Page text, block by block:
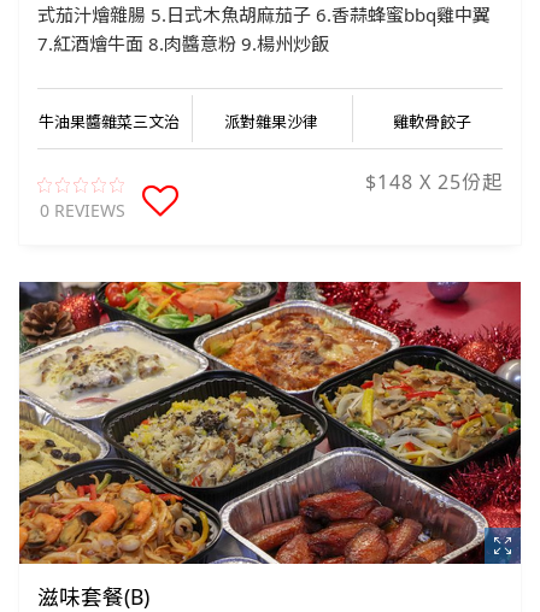
式茄汁燴雜腸 5⁠.日式木魚胡麻茄子 6.香蒜蜂蜜bbq雞中翼
7.紅酒燴牛面 8.肉醬意粉 9.楊州炒飯
牛油果醬雜菜三文治 派對雜果沙律 雞軟骨餃子
0 REVIEWS
$148 X 25份起
滋味套餐(B)